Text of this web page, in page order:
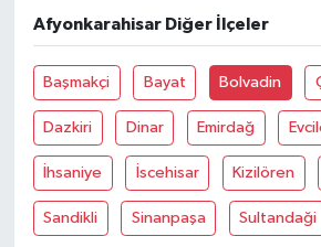
Afyonkarahisar Diğer İlçeler
Başmakçi Bayat Bolvadin
Dazkiri Dinar Emirdağ
İhsaniye İscehisar Kizilören
Sandikli Sinanpaşa Sultandaği